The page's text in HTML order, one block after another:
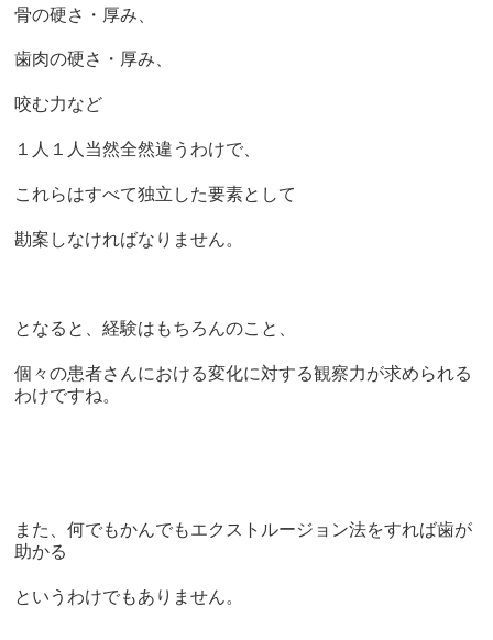
骨の硬さ・厚み、
歯肉の硬さ・厚み、
咬む力など
１人１人当然全然違うわけで、
これらはすべて独立した要素として
勘案しなければなりません。
となると、経験はもちろんのこと、
個々の患者さんにおける変化に対する観察力が求められる
わけですね。
また、何でもかんでもエクストルージョン法をすれば歯が
助かる
というわけでもありません。